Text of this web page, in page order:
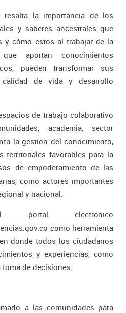
resalta la importancia de los
y saberes ancestrales que
y cómo estos al trabajar de la
aportan conocimientos
pueden transformar sus
calidad de vida y desarrollo
de trabajo colaborativo
academia, sector
la gestión del conocimiento,
territoriales favorables para la
de empoderamiento de las
como actores importantes
y nacional.
electrónico
como herramienta
donde todos los ciudadanos
y experiencias, como
de decisiones.
a las comunidades para